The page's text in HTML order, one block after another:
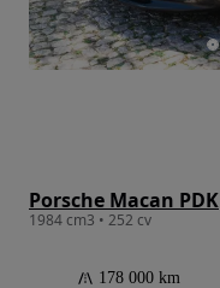
Porsche Macan PDK
1984 cm3 • 252 cv
178 000 km